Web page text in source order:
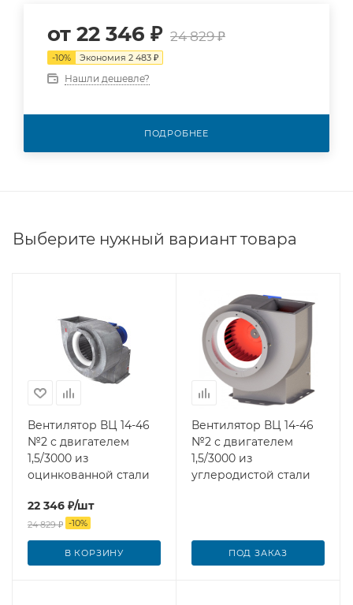
от 22 346 ₽ 24 829 ₽
-10% Экономия 2 483 ₽
Нашли дешевле?
ПОДРОБНЕЕ
Выберите нужный вариант товара
Вентилятор ВЦ 14-46
№2 с двигателем
1,5/3000 из
оцинкованной стали
22 346 ₽/шт
24 829₽ -10%
В КОРЗИНУ
Вентилятор ВЦ 14-46
№2 с двигателем
1,5/3000 из
углеродистой стали
ПОД ЗАКАЗ